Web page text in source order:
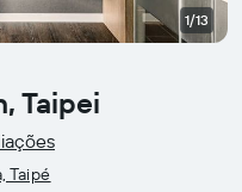
Taipei
Taipé
1/13